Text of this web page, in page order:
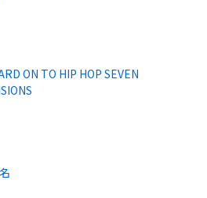
ON TO HIP HOP SEVEN